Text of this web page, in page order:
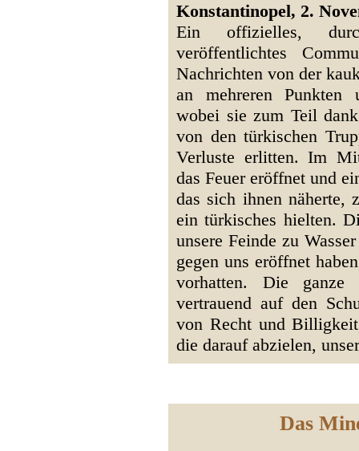
Konstantinopel, 2.
Ein offizielles,
veröffentlichtes
Nachrichten von der
an mehreren Punkten
wobei sie zum Teil
von den türkischen
Verluste erlitten. Im
das Feuer eröffnet und
das sich ihnen näherte,
ein türkisches hielten.
unsere Feinde zu
gegen uns eröffnet
vorhatten. Die ganze
vertrauend auf den
von Recht und
die darauf abzielen,
Das